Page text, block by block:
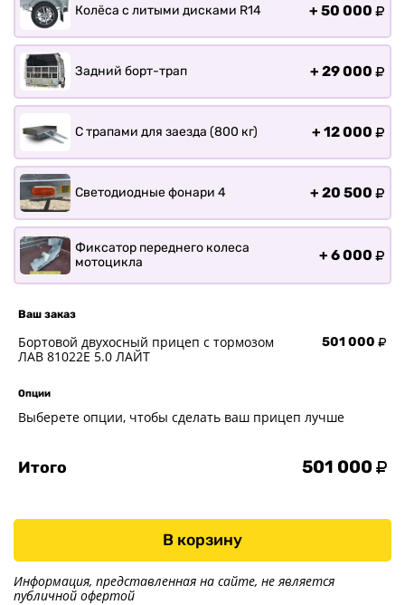
Колёса с литыми дисками R14 + 50 000
Задний борт-трап + 29 000
С трапами для заезда (800 кг) + 12 000
Светодиодные фонари 4 + 20 500
Фиксатор переднего колеса
мотоцикла
+ 6 000
Ваш заказ
Бортовой двухосный прицеп с тормозом
ЛАВ 81022E 5.0 ЛАЙТ
501 000
Опции
Выберете опции, чтобы сделать ваш прицеп лучше
Итого 501 000
В корзину
Информация, представленная на сайте, не является
публичной офертой